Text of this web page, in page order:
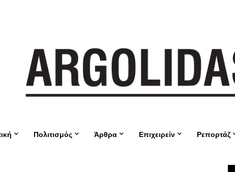
Πολιτισμός Άρθρα Επιχειρείν Ρεπορτάζ